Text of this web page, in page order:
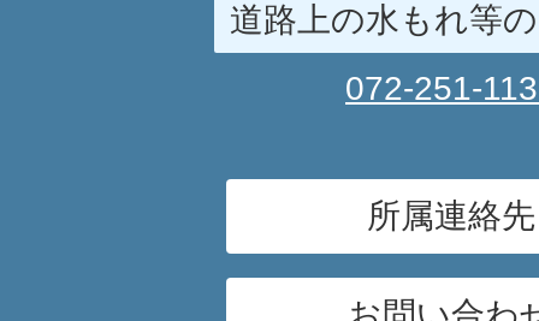
道路上の水もれ等
072-251-
所属連絡先